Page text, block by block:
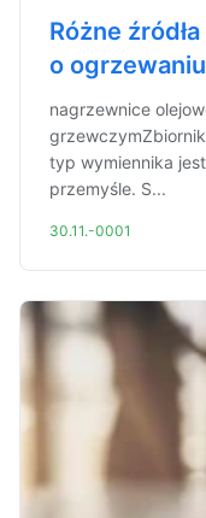
Różne
o ogrzewaniu
nagrzewnice
typ wymiennika
przemyśle. S...
30.11.-0001